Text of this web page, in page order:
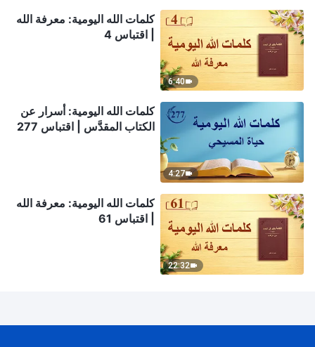
6:40
كلمات الله اليومية: معرفة الله
| اقتباس 4
4:27
كلمات الله اليومية: أسرار عن
الكتاب المقدَّس | اقتباس 277
22:32
كلمات الله اليومية: معرفة الله
| اقتباس 61